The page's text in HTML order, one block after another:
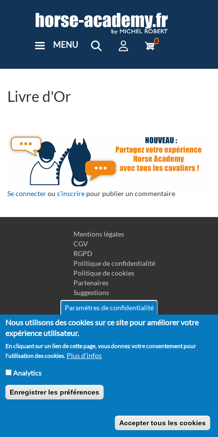
User
MENU 0
Livre d'Or
Se connecterou s'inscrire pour publier un commentaire
Pied
page
Mentions légales
CGV
RGPD
Politique de confidentialité
Politique de cookies
Partenaires
Suggestions
Contact
Copyright © 2012 - 2026 Horse Academy - Tous droits réservés.
Paramètres de confidentialité
Nous utilisons des cookies sur ce site pour améliorer votre
expérience utilisateur.
En cliquant sur un lien de cette page, vous donnez votre consentement pour
l'utilisation des cookies. Plus d'infos
Analytics
Enregistrer les préférences
Accepter tous les cookies